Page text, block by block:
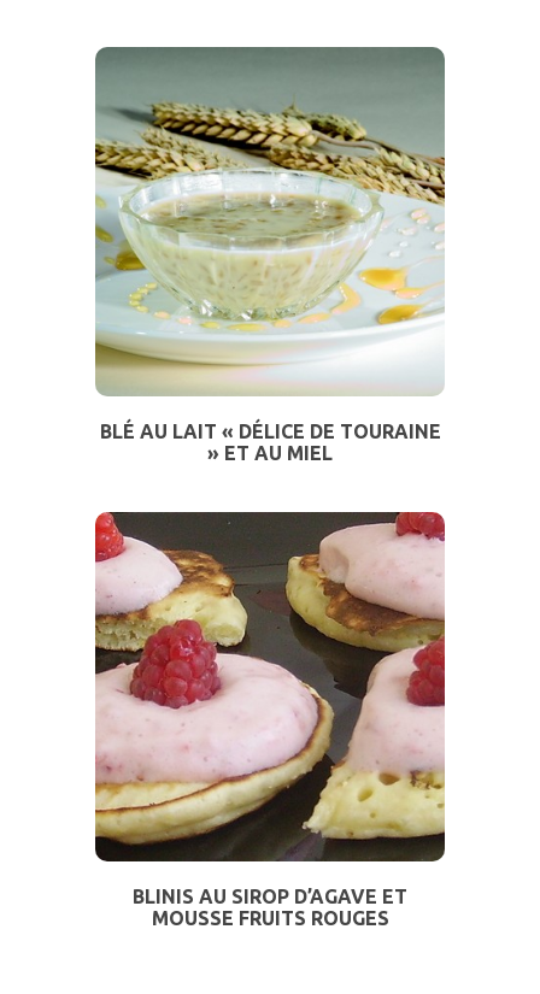
BLÉ AU LAIT « DÉLICE DE TOURAINE
» ET AU MIEL
BLINIS AU SIROP D’AGAVE ET
MOUSSE FRUITS ROUGES